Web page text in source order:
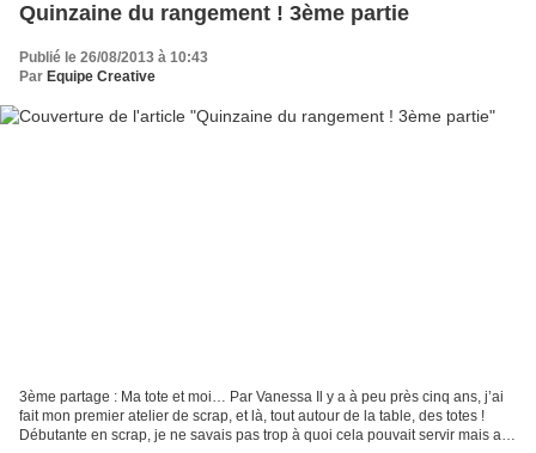
Quinzaine du rangement ! 3ème partie
Publié le 26/08/2013 à 10:43
Par Equipe Creative
3ème partage : Ma tote et moi… Par Vanessa Il y a à peu près cinq ans, j’ai
fait mon premier atelier de scrap, et là, tout autour de la table, des totes !
Débutante en scrap, je ne savais pas trop à quoi cela pouvait servir mais au